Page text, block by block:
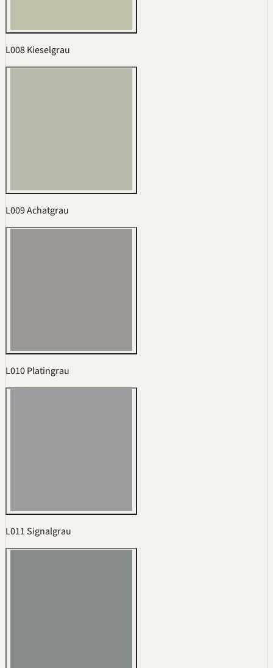
L008 Kieselgrau
L009 Achatgrau
L010 Platingrau
L011 Signalgrau